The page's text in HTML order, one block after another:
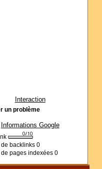
Interaction
un problème
Informations Google
de backlinks 0
de pages indexées 0